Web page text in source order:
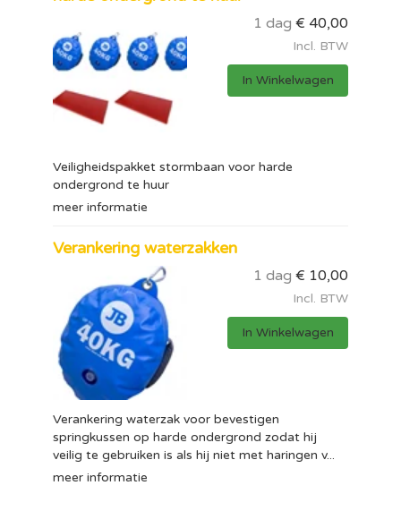
1 dag € 40,00
Incl. BTW
In Winkelwagen
Veiligheidspakket stormbaan voor harde
ondergrond te huur
meer informatie
Verankering waterzakken
1 dag € 10,00
Incl. BTW
In Winkelwagen
Verankering waterzak voor bevestigen
springkussen op harde ondergrond zodat hij
veilig te gebruiken is als hij niet met haringen v...
meer informatie